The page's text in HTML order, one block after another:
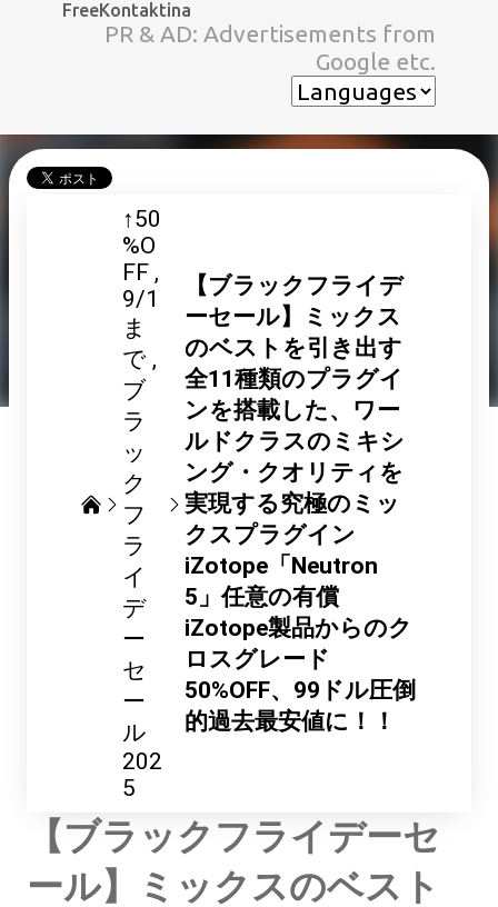
スキップしてメイン コンテンツに移動
FreeKontaktina
PR & AD: Advertisements from
Google etc.
↑50
%O
FF
9/1
ま
で
ブ
ラ
ッ
ク
フ
ラ
イ
デ
ー
セ
ー
ル
202
5
【ブラックフライデ
ーセール】ミックス
のベストを引き出す
全11種類のプラグイ
ンを搭載した、ワー
ルドクラスのミキシ
ング・クオリティを
実現する究極のミッ
クスプラグイン
iZotope「Neutron
5」任意の有償
iZotope製品からのク
ロスグレード
50%OFF、99ドル圧倒
的過去最安値に！！
【ブラックフライデーセ
ール】ミックスのベスト